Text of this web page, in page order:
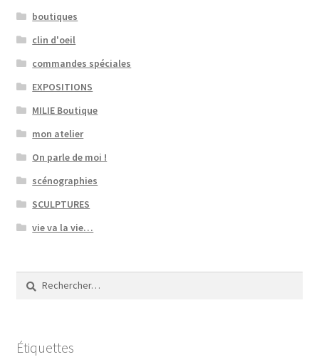
boutiques
clin d'oeil
commandes spéciales
EXPOSITIONS
MILIE Boutique
mon atelier
On parle de moi !
scénographies
SCULPTURES
vie va la vie…
Rechercher :
Étiquettes